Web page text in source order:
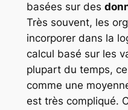
basées sur des
Très souvent, les
incorporer dans la
calcul basé sur les
plupart du temps,
comme une
est très compliqué.